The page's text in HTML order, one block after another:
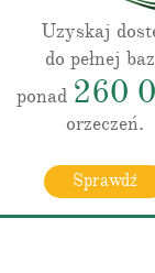
Uzyskaj
do pełnej
ponad 260
orzeczeń.
Sprawdź